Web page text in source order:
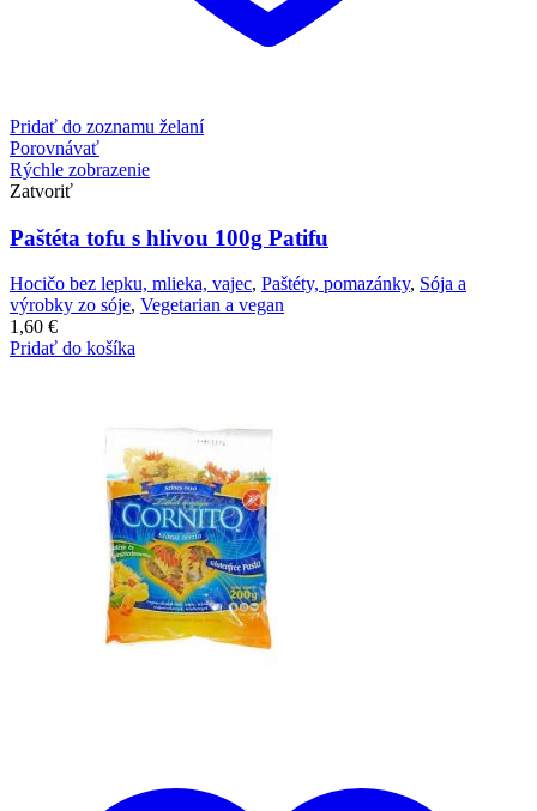
Pridať do zoznamu želaní
Porovnávať
Rýchle zobrazenie
Zatvoriť
Paštéta tofu s hlivou 100g Patifu
Hocičo bez lepku, mlieka, vajec, Paštéty, pomazánky, Sója a
výrobky zo sóje, Vegetarian a vegan
1,60 €
Pridať do košíka